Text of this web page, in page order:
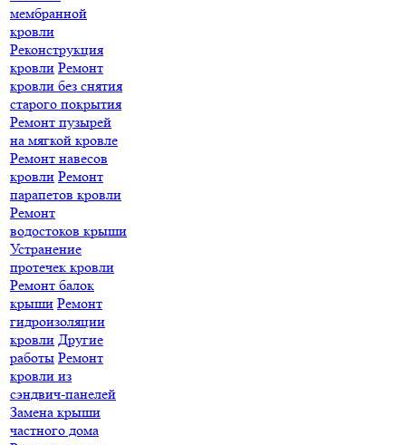
мембранной
кровли
Реконструкция
кровли Ремонт
кровли без снятия
старого покрытия
Ремонт пузырей
на мягкой кровле
Ремонт навесов
кровли Ремонт
парапетов кровли
Ремонт
водостоков крыши
Устранение
протечек кровли
Ремонт балок
крыши Ремонт
гидроизоляции
кровли Другие
работы Ремонт
кровли из
сэндвич-панелей
Замена крыши
частного дома